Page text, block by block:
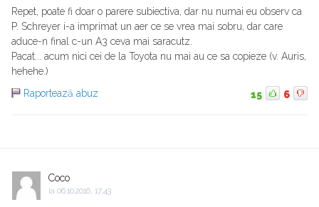
Repet, poate fi doar o parere subiectiva, dar nu numai eu observ ca
P. Schreyer i-a imprimat un aer ce se vrea mai sobru, dar care
aduce-n final c-un A3 ceva mai saracutz.
Pacat... acum nici cei de la Toyota nu mai au ce sa copieze (v. Auris,
hehehe.)
Raportează abuz
15 6
Coco
la 06.10.2016, 17:43